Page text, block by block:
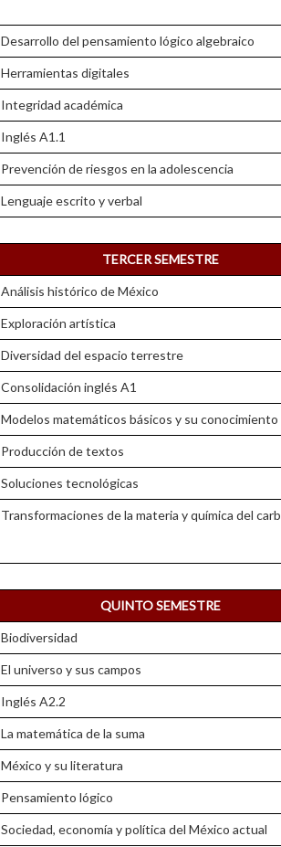
Desarrollo del pensamiento lógico algebraico
Herramientas digitales
Integridad académica
Inglés A1.1
Prevención de riesgos en la adolescencia
Lenguaje escrito y verbal
TERCER SEMESTRE
Análisis histórico de México
Exploración artística
Diversidad del espacio terrestre
Consolidación inglés A1
Modelos matemáticos básicos y su conocimiento
Producción de textos
Soluciones tecnológicas
Transformaciones de la materia y química del
QUINTO SEMESTRE
Biodiversidad
El universo y sus campos
Inglés A2.2
La matemática de la suma
México y su literatura
Pensamiento lógico
Sociedad, economía y política del México actual